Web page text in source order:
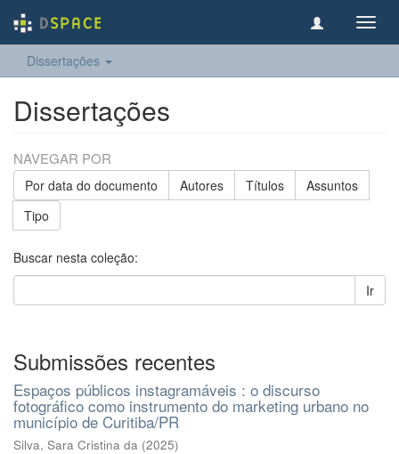
Dissertações
Dissertações
NAVEGAR POR
Por data do documento Autores Títulos
Assuntos
Tipo
Buscar nesta coleção:
Ir
Submissões recentes
Espaços públicos instagramáveis : o discurso
fotográfico como instrumento do marketing urbano no
município de Curitiba/PR
Silva, Sara Cristina da (2025)